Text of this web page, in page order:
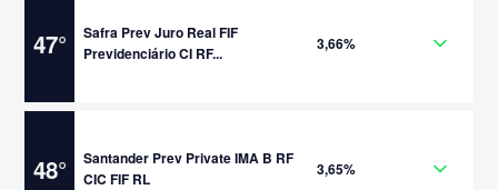
47°
Safra Prev Juro Real FIF
Previdenciário CI RF...
3,66%
48°
Santander Prev Private IMA B RF
CIC FIF RL
3,65%